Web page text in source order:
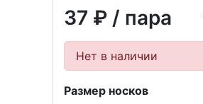
37 ₽ / пара
Нет в наличии
Размер носков